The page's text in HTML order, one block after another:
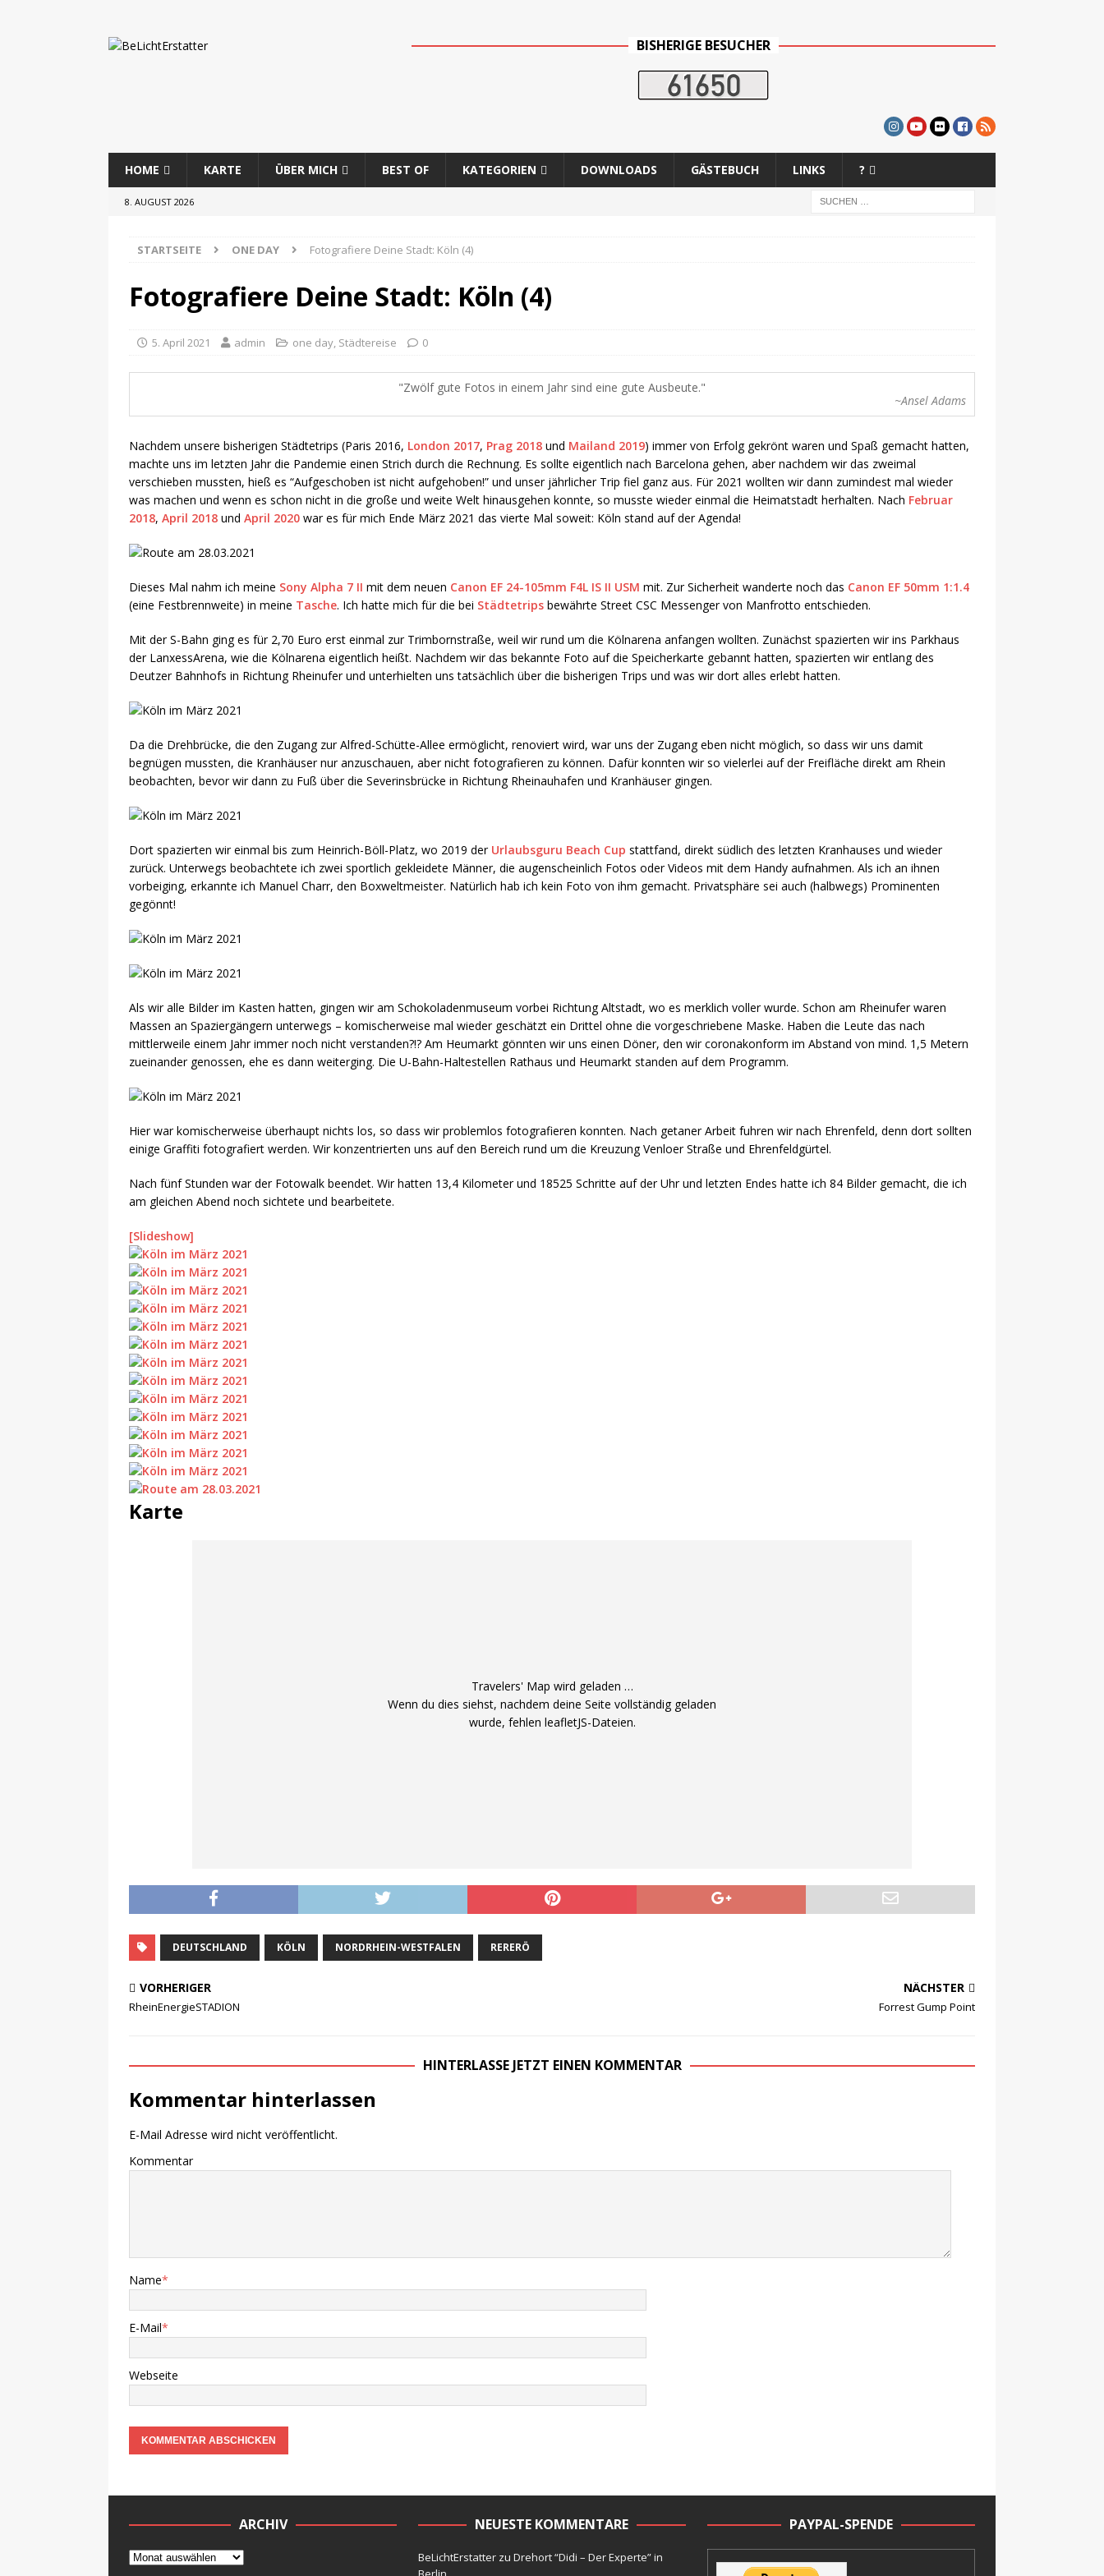
BISHERIGE BESUCHER
HOME KARTE ÜBER MICH BEST OF KATEGORIEN DOWNLOADS GÄSTEBUCH LINKS ?
8. AUGUST 2026
STARTSEITE ONE DAY Fotografiere Deine Stadt: Köln (4)
Fotografiere Deine Stadt: Köln (4)
5. April 2021 admin one day, Städtereise 0
Zwölf gute Fotos in einem Jahr sind eine gute Ausbeute.
~Ansel Adams
Nachdem unsere bisherigen Städtetrips (Paris 2016, London 2017, Prag 2018 und Mailand 2019) immer von Erfolg gekrönt waren und Spaß gemacht hatten,
machte uns im letzten Jahr die Pandemie einen Strich durch die Rechnung. Es sollte eigentlich nach Barcelona gehen, aber nachdem wir das zweimal
verschieben mussten, hieß es “Aufgeschoben ist nicht aufgehoben!” und unser jährlicher Trip fiel ganz aus. Für 2021 wollten wir dann zumindest mal wieder
was machen und wenn es schon nicht in die große und weite Welt hinausgehen konnte, so musste wieder einmal die Heimatstadt herhalten. Nach Februar
2018, April 2018 und April 2020 war es für mich Ende März 2021 das vierte Mal soweit: Köln stand auf der Agenda!
Dieses Mal nahm ich meine Sony Alpha 7 II mit dem neuen Canon EF 24-105mm F4L IS II USM mit. Zur Sicherheit wanderte noch das Canon EF 50mm 1:1.4
(eine Festbrennweite) in meine Tasche. Ich hatte mich für die bei Städtetrips bewährte Street CSC Messenger von Manfrotto entschieden.
Mit der S-Bahn ging es für 2,70 Euro erst einmal zur Trimbornstraße, weil wir rund um die Kölnarena anfangen wollten. Zunächst spazierten wir ins Parkhaus
der LanxessArena, wie die Kölnarena eigentlich heißt. Nachdem wir das bekannte Foto auf die Speicherkarte gebannt hatten, spazierten wir entlang des
Deutzer Bahnhofs in Richtung Rheinufer und unterhielten uns tatsächlich über die bisherigen Trips und was wir dort alles erlebt hatten.
Da die Drehbrücke, die den Zugang zur Alfred-Schütte-Allee ermöglicht, renoviert wird, war uns der Zugang eben nicht möglich, so dass wir uns damit
begnügen mussten, die Kranhäuser nur anzuschauen, aber nicht fotografieren zu können. Dafür konnten wir so vielerlei auf der Freifläche direkt am Rhein
beobachten, bevor wir dann zu Fuß über die Severinsbrücke in Richtung Rheinauhafen und Kranhäuser gingen.
Dort spazierten wir einmal bis zum Heinrich-Böll-Platz, wo 2019 der Urlaubsguru Beach Cup stattfand, direkt südlich des letzten Kranhauses und wieder
zurück. Unterwegs beobachtete ich zwei sportlich gekleidete Männer, die augenscheinlich Fotos oder Videos mit dem Handy aufnahmen. Als ich an ihnen
vorbeiging, erkannte ich Manuel Charr, den Boxweltmeister. Natürlich hab ich kein Foto von ihm gemacht. Privatsphäre sei auch (halbwegs) Prominenten
gegönnt!
Als wir alle Bilder im Kasten hatten, gingen wir am Schokoladenmuseum vorbei Richtung Altstadt, wo es merklich voller wurde. Schon am Rheinufer waren
Massen an Spaziergängern unterwegs – komischerweise mal wieder geschätzt ein Drittel ohne die vorgeschriebene Maske. Haben die Leute das nach
mittlerweile einem Jahr immer noch nicht verstanden?!? Am Heumarkt gönnten wir uns einen Döner, den wir coronakonform im Abstand von mind. 1,5 Metern
zueinander genossen, ehe es dann weiterging. Die U-Bahn-Haltestellen Rathaus und Heumarkt standen auf dem Programm.
Hier war komischerweise überhaupt nichts los, so dass wir problemlos fotografieren konnten. Nach getaner Arbeit fuhren wir nach Ehrenfeld, denn dort sollten
einige Graffiti fotografiert werden. Wir konzentrierten uns auf den Bereich rund um die Kreuzung Venloer Straße und Ehrenfeldgürtel.
Nach fünf Stunden war der Fotowalk beendet. Wir hatten 13,4 Kilometer und 18525 Schritte auf der Uhr und letzten Endes hatte ich 84 Bilder gemacht, die ich
am gleichen Abend noch sichtete und bearbeitete.
[Slideshow]
Karte
Travelers' Map wird geladen …
Wenn du dies siehst, nachdem deine Seite vollständig geladen
wurde, fehlen leafletJS-Dateien.
DEUTSCHLAND KÖLN NORDRHEIN-WESTFALEN RERERÖ
VORHERIGER
RheinEnergieSTADION
NÄCHSTER
Forrest Gump Point
HINTERLASSE JETZT EINEN KOMMENTAR
Kommentar hinterlassen
E-Mail Adresse wird nicht veröffentlicht.
Kommentar
Name*
E-Mail*
Webseite
ARCHIV NEUESTE KOMMENTARE
BeLichtErstatterzu Drehort “Didi – Der Experte” in
PAYPAL-SPENDE